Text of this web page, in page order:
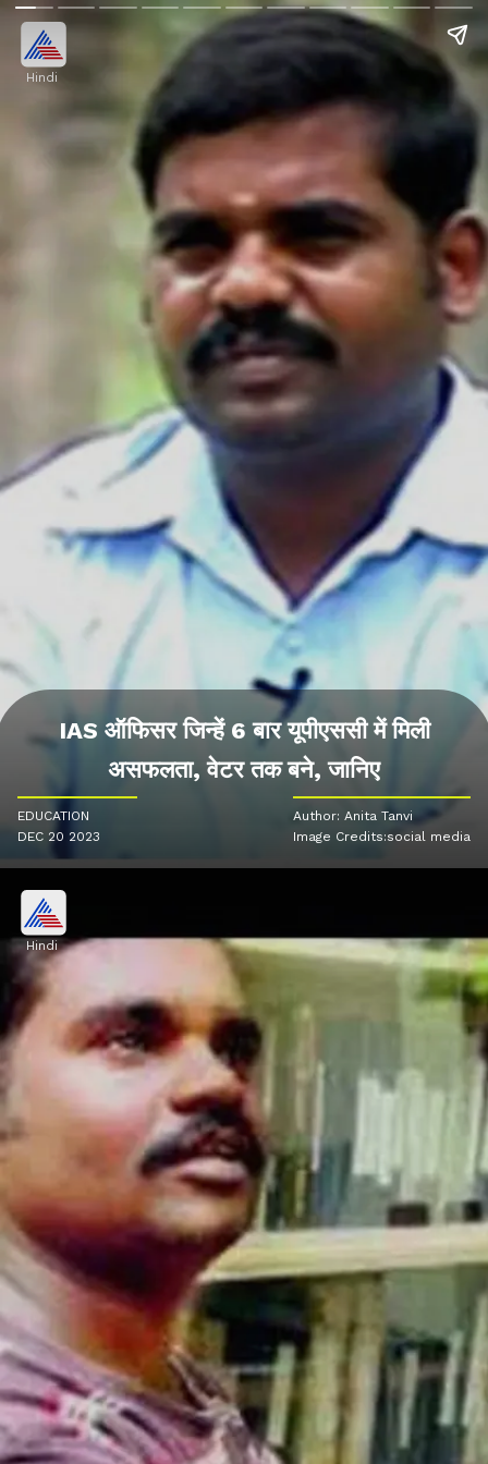
Hindi
IAS ऑफिसर जिन्हें 6 बार यूपीएससी में मिली
असफलता, वेटर तक बने, जानिए
EDUCATION
DEC 20 2023
Author: Anita Tanvi
Image Credits:social media
Hindi